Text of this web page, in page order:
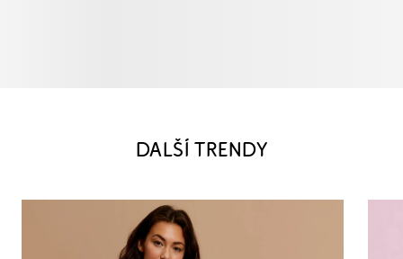
DALŠÍ TRENDY